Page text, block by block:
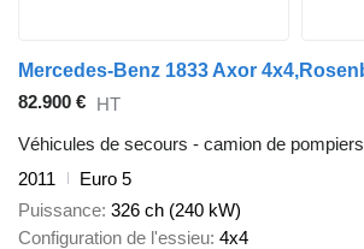
82.900 € HT
Véhicules de secours - camion de pompiers
2011
Euro 5
Puissance 326 ch (240 kW)
Configuration de l'essieu 4x4